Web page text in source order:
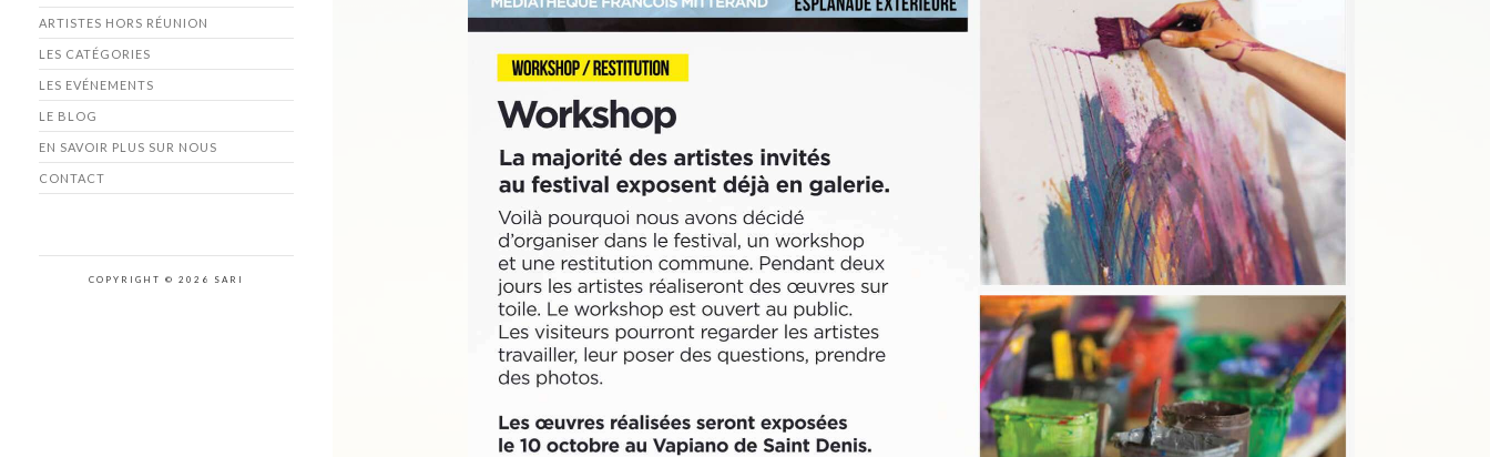
ARTISTES HORS RÉUNION
LES CATÉGORIES
LES EVÉNEMENTS
LE BLOG
EN SAVOIR PLUS SUR NOUS
CONTACT
COPYRIGHT © 2026 SARI